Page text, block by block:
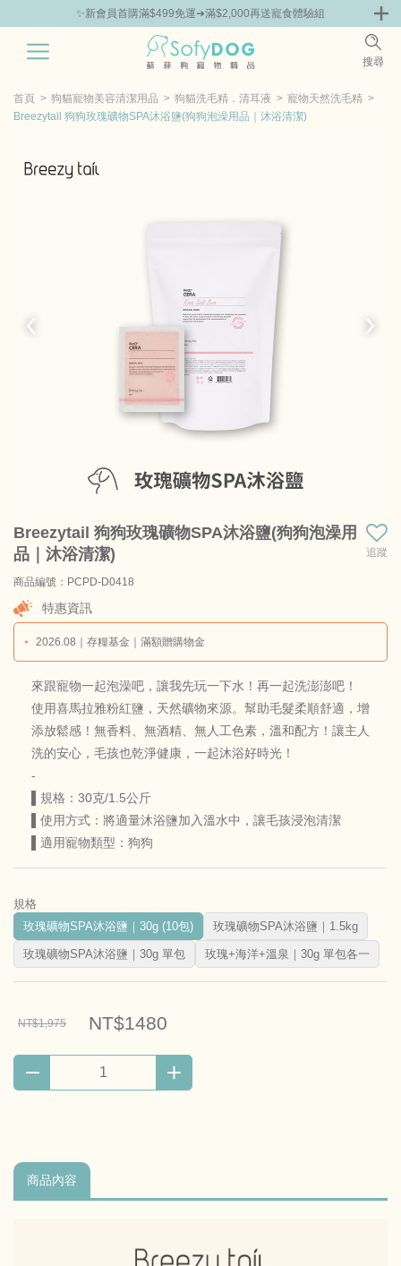
🎁Hello新朋友！完成註冊送指定商品85折抵用券
搜尋
鮮 零食專區 飼料 | 凍乾優惠組 主食罐 | 餐包優惠 團購優惠
首頁 狗貓寵物美容清潔用品 狗貓洗毛精．清耳液
寵物天然洗毛精
Breezytail 狗狗玫瑰礦物SPA沐浴鹽(狗狗泡澡用品｜沐浴清潔)
Breezytail 狗狗玫瑰礦物SPA沐浴鹽(狗狗泡澡用
品｜沐浴清潔)
追蹤
商品編號：PCPD-D0418
特惠資訊
2026.08｜存糧基金｜滿額贈購物金
來跟寵物一起泡澡吧，讓我先玩一下水！再一起洗澎澎吧！
使用喜馬拉雅粉紅鹽，天然礦物來源。幫助毛髮柔順舒適，增
添放鬆感！無香料、無酒精、無人工色素，溫和配方！讓主人
洗的安心，毛孩也乾淨健康，一起沐浴好時光！
-
▌規格：30克/1.5公斤
▌使用方式：將適量沐浴鹽加入溫水中，讓毛孩浸泡清潔
▌適用寵物類型：狗狗
規格
玫瑰礦物SPA沐浴鹽｜30g (10包)
玫瑰礦物SPA沐浴鹽｜1.5kg
玫瑰礦物SPA沐浴鹽｜30g 單包 玫瑰+海洋+溫泉｜30g 單包各一
NT$1,975 NT$1480
商品內容